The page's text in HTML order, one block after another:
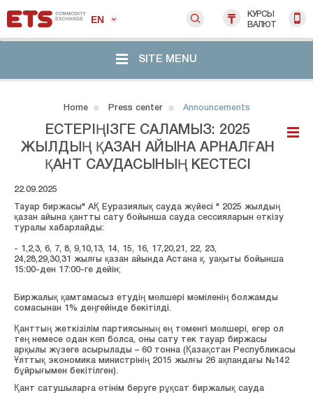
EN
КУРСЫ
ВАЛЮТ
SITE MENU
Home Press center Announcements
ЕСТЕРІҢІЗГЕ САЛАМЫЗ: 2025
ЖЫЛДЫҢ ҚАЗАН АЙЫНА АРНАЛҒАН
ҚАНТ САУДАСЫНЫҢ КЕСТЕСІ
22.09.2025
Тауар биржасы" АҚ Еуразиялық сауда жүйесі " 2025 жылдың
қазан айына қантты сату бойынша сауда сессияларын өткізу
туралы хабарлайды:
- 1,2,3, 6, 7, 8, 9,10,13, 14, 15, 16, 17,20,21, 22, 23,
24,28,29,30,31 жылғы қазан айында Астана қ. уақыты бойынша
15:00-ден 17:00-ге дейін;
Биржалық қамтамасыз етудің мөлшері мәміленің болжамды
сомасынан 1% деңгейінде бекітілді.
Қанттың жеткізілім партиясының ең төменгі мөлшері, егер ол
тең немесе одан көп болса, оны сату тек тауар биржасы
арқылы жүзеге асырылады – 60 тонна (Қазақстан Республикасы
Ұлттық экономика министрінің 2015 жылғы 26 ақпандағы №142
бұйрығымен бекітілген).
Қант сатушыларға өтінім беруге рұқсат биржалық сауда